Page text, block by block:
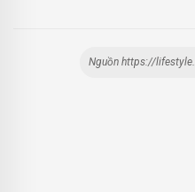
Nguồn https://